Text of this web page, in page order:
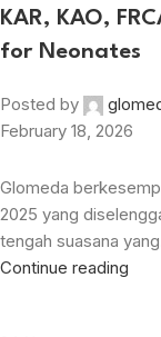
KAR, KAO,
for Neonates
Posted by
February 18, 2026
Glomeda
2025 yang
tengah suasana
Continue reading